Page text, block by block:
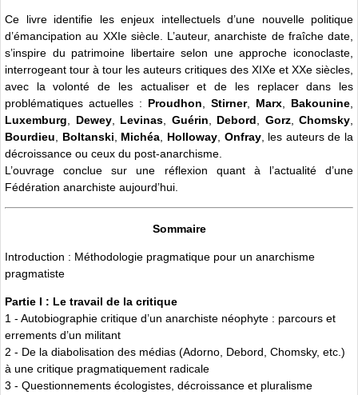
Ce livre identifie les enjeux intellectuels d’une nouvelle politique
d’émancipation au XXIe siècle. L’auteur, anarchiste de fraîche date,
s’inspire du patrimoine libertaire selon une approche iconoclaste,
interrogeant tour à tour les auteurs critiques des XIXe et XXe siècles,
avec la volonté de les actualiser et de les replacer dans les
problématiques actuelles : Proudhon Stirner, Marx Bakounine
Luxemburg
Dewey, Levinas Guérin Debord Gorz, Chomsky
Bourdieu
Boltanski Michéa Holloway, Onfray, les auteurs de la
décroissance ou ceux du post-anarchisme.
L’ouvrage conclue sur une réflexion quant à l’actualité d’une
Fédération anarchiste aujourd’hui.
Sommaire
Introduction : Méthodologie pragmatique pour un anarchisme
pragmatiste
Partie I : Le travail de la critique
1 - Autobiographie critique d’un anarchiste néophyte : parcours et
errements d’un militant
2 - De la diabolisation des médias (Adorno, Debord, Chomsky, etc.)
à une critique pragmatiquement radicale
3 - Questionnements écologistes, décroissance et pluralisme